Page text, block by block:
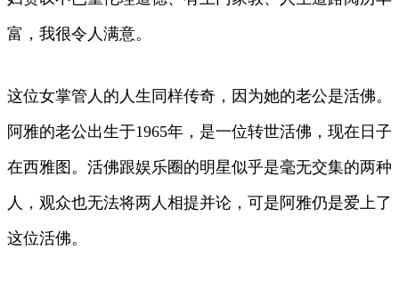
富，我很令人满意。
这位女掌管人的人生同样传奇，因为她的老公是活佛。
阿雅的老公出生于1965年，是一位转世活佛，现在日子
在西雅图。活佛跟娱乐圈的明星似乎是毫无交集的两种
人，观众也无法将两人相提并论，可是阿雅仍是爱上了
这位活佛。